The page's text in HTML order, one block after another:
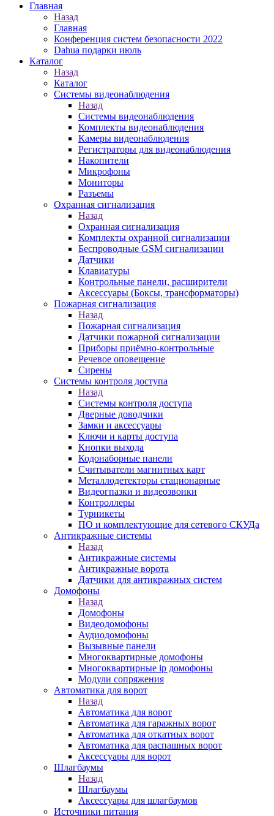
Главная
Назад
Главная
Конференция систем безопасности 2022
Dahua подарки июль
Каталог
Назад
Каталог
Системы видеонаблюдения
Назад
Системы видеонаблюдения
Комплекты видеонаблюдения
Камеры видеонаблюдения
Регистраторы для видеонаблюдения
Накопители
Микрофоны
Мониторы
Разъемы
Охранная сигнализация
Назад
Охранная сигнализация
Комплекты охранной сигнализации
Беспроводные GSM сигнализации
Датчики
Клавиатуры
Контрольные панели, расширители
Аксессуары (Боксы, трансформаторы)
Пожарная сигнализация
Назад
Пожарная сигнализация
Датчики пожарной сигнализации
Приборы приёмно-контрольные
Речевое оповещение
Сирены
Системы контроля доступа
Назад
Системы контроля доступа
Дверные доводчики
Замки и аксессуары
Ключи и карты доступа
Кнопки выхода
Кодонаборные панели
Считыватели магнитных карт
Металлодетекторы стационарные
Видеогпазки и видеозвонки
Контроллеры
Турникеты
ПО и комплектующие для сетевого СКУДа
Антикражные системы
Назад
Антикражные системы
Антикражные ворота
Датчики для антикражных систем
Домофоны
Назад
Домофоны
Видеодомофоны
Аудиодомофоны
Вызывные панели
Многоквартирные домофоны
Многоквартирные ip домофоны
Модули сопряжения
Автоматика для ворот
Назад
Автоматика для ворот
Автоматика для гаражных ворот
Автоматика для откатных ворот
Автоматика для распашных ворот
Аксессуары для ворот
Шлагбаумы
Назад
Шлагбаумы
Аксессуары для шлагбаумов
Источники питания